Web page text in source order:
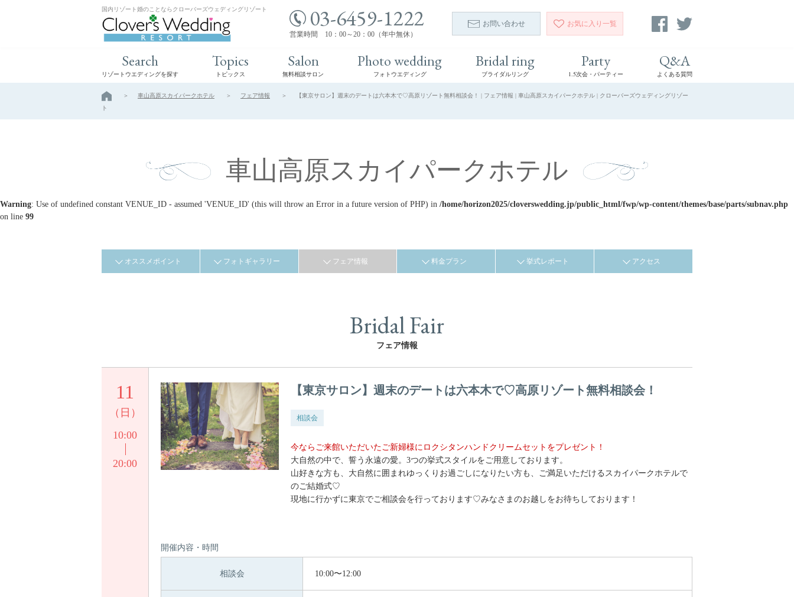
国内リゾート婚のことならクローバーズウェディングリゾート 03-6459-1222
営業時間 10：00～20：00（年中無休）
お問い合わせ お気に入り 一覧
Search
リゾートウエディングを探す
Topics
トピックス
Salon
無料相談サロン
Photo wedding
フォトウエディング
Bridal ring
ブライダルリング
Party
1.5次会・パーティー
Q&A
よくある質問
車山高原スカイパークホテル フェア情報
【東京サロン】週末のデートは六本木で♡高原リゾート無料相談会！ | フェア情報 | 車山高原スカイパークホテル | クローバーズウェディングリゾー
ト
車山高原スカイパークホテル
Warning: Use of undefined constant VENUE_ID - assumed 'VENUE_ID' (this will throw an Error in a future version of PHP) in /home/horizon2025/cloverswedding.jp/public_html/fwp/wp-content/themes/base/parts/subnav.php
on line 99
オススメポイント フォトギャラリー フェア情報 料金プラン 挙式レポート アクセス
Bridal Fair
フェア情報
11
（日）
10:00
20:00
【東京サロン】週末のデートは六本木で♡高原リゾート無料相談会！
相談会
今ならご来館いただいたご新婦様にロクシタンハンドクリームセットをプレゼント！
大自然の中で、誓う永遠の愛。3つの挙式スタイルをご用意しております。
山好きな方も、大自然に囲まれゆっくりお過ごしになりたい方も、ご満足いただけるスカイパークホテルで
のご結婚式♡
現地に行かずに東京でご相談会を行っております♡みなさまのお越しをお待ちしております！
開催内容・時間
相談会 10:00〜12:00